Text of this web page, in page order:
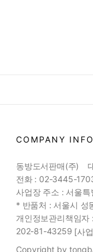
COMPANY INFO
동방도서판매(주)
전화 : 02-3445-
사업장 주소 : 서울
* 반품처 : 서울시 성
개인정보관리책임
202-81-43259 [사
Copyright by